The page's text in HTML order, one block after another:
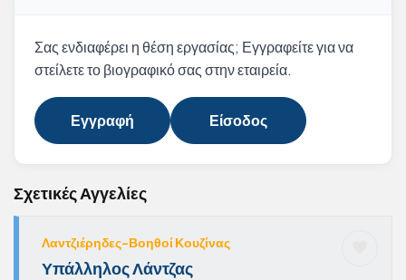
Σας ενδιαφέρει η θέση εργασίας; Εγγραφείτε για να
στείλετε το βιογραφικό σας στην εταιρεία.
Εγγραφή Είσοδος
Σχετικές Αγγελίες
Λαντζιέρηδες-Βοηθοί Κουζίνας
Υπάλληλος Λάντζας